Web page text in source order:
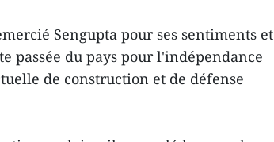
Sengupta pour ses sentiments et
passée du pays pour l'indépendance
de construction et de défense